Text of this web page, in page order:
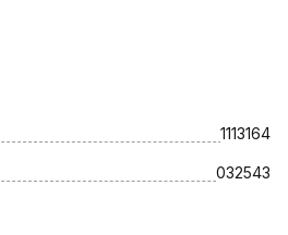
1113164
032543